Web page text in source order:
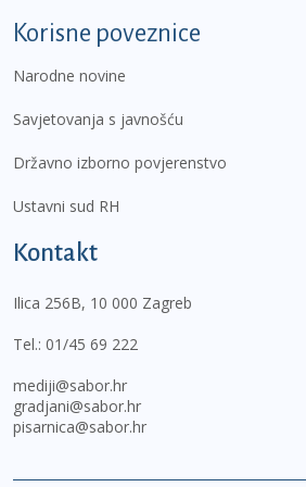
Korisne poveznice
Narodne novine
Savjetovanja s javnošću
Državno izborno povjerenstvo
Ustavni sud RH
Kontakt
Ilica 256B, 10 000 Zagreb
Tel.: 01/45 69 222
mediji@sabor.hr
gradjani@sabor.hr
pisarnica@sabor.hr